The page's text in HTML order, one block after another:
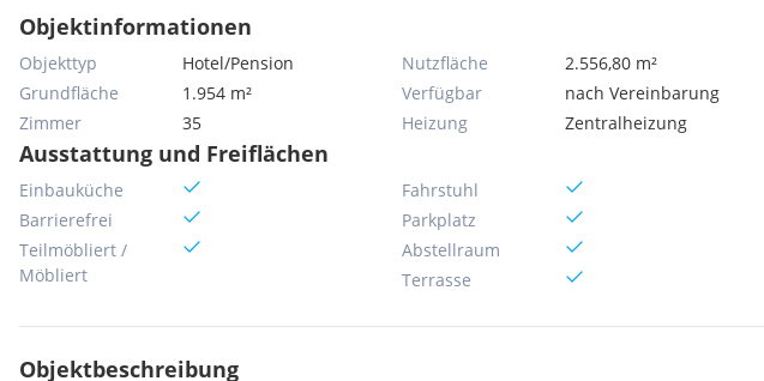
Objektinformationen
Objekttyp
Hotel/Pension
Grundfläche
1.954 m²
Zimmer
35
Nutzfläche
2.556,80 m²
Verfügbar
nach Vereinbarung
Heizung
Zentralheizung
Ausstattung und Freiflächen
Einbauküche
Barrierefrei
Teilmöbliert /
Möbliert
Fahrstuhl
Parkplatz
Abstellraum
Terrasse
Objektbeschreibung